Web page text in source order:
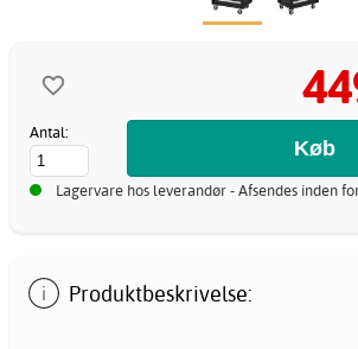
Antal:
Lagervare hos leverandør - Afsendes inden
Produktbeskrivelse: